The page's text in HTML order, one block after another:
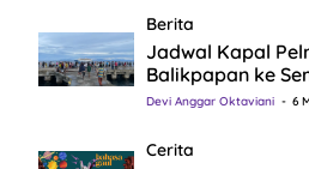
Berita
Jadwal Kapal
Balikpapan ke
Devi Anggar Oktaviani 6
Cerita